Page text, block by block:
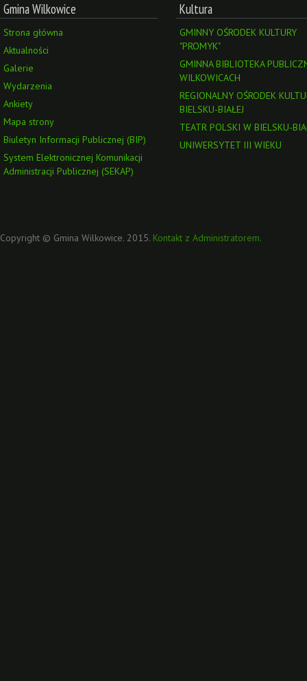
Gmina Wilkowice
Strona główna
Aktualności
Galerie
Wydarzenia
Ankiety
Mapa strony
Biuletyn Informacji Publicznej (BIP)
System Elektronicznej Komunikacji
Administracji Publicznej (SEKAP)
Kultura
GMINNY OŚRODEK KULTURY
"PROMYK"
GMINNA BIBLIOTEKA
WILKOWICACH
REGIONALNY OŚRODEK
BIELSKU-BIAŁEJ
TEATR POLSKI W BIELSKU-
UNIWERSYTET III WIEKU
Copyright © Gmina Wilkowice. 2015. Kontakt z Administratorem.